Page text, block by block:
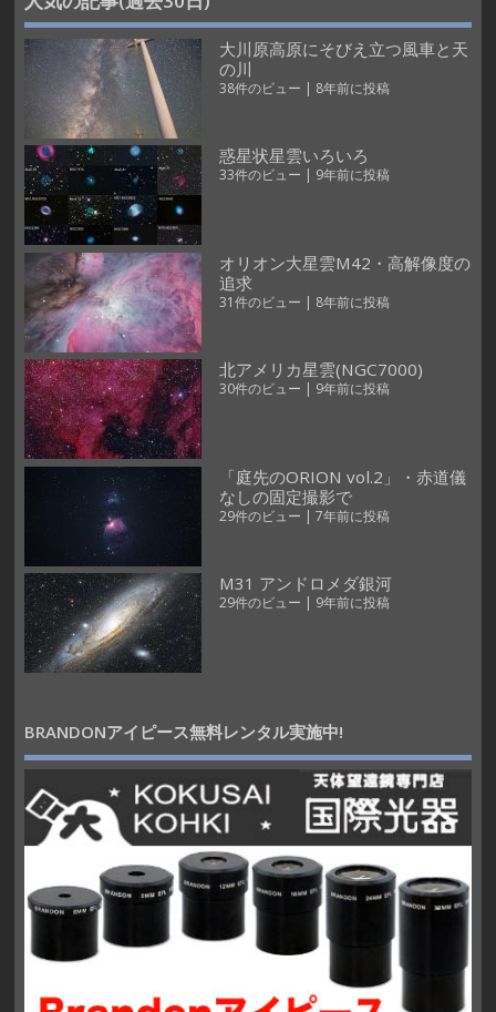
大川原高原にそびえ立つ風車と天
の川
38件のビュー | 8年前に投稿
惑星状星雲いろいろ
33件のビュー | 9年前に投稿
オリオン大星雲M42・高解像度の
追求
31件のビュー | 8年前に投稿
北アメリカ星雲(NGC7000)
30件のビュー | 9年前に投稿
「庭先のORION vol.2」・赤道儀
なしの固定撮影で
29件のビュー | 7年前に投稿
M31 アンドロメダ銀河
29件のビュー 9年前に投稿
BRANDONアイピース無料レンタル実施中!